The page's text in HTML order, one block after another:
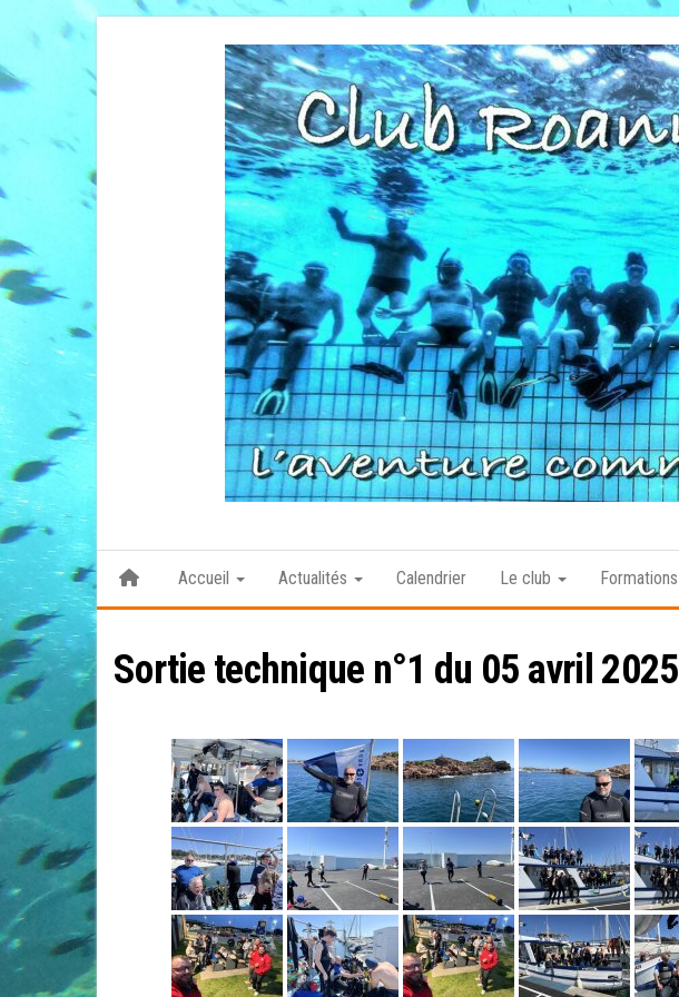
Accueil Actualités Calendrier Le club Formations
Sortie technique n°1 du 05 avril 2025